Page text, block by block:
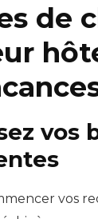
de
vos
vos